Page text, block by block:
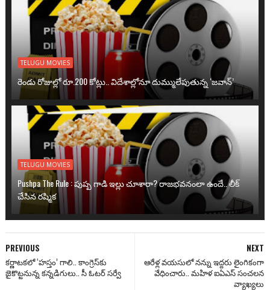
TELUGU MOVIES
రెండు రోజుల్లో రూ.200 కోట్లు.. విదేశాల్లోనూ దుమ్ములేపుతున్న ‘జవాన్’
TELUGU MOVIES
Pushpa The Rule : పుష్ప గాడి ఇల్లు చూశారా? రాజభవనంలా ఉందే.. లీక్
చేసిన రష్మిక
NEXT
ఆరేళ్ల వయసులో నన్ను ఇద్దరు లైంగికంగా
వేధించారు.. మహిళ ఐఏఎస్ సంచలన
వ్యాఖ్యలు
PREVIOUS
కర్ణాటకలో ‘హస్తం’ గాలి.. కాంగ్రెస్‌‌కు
జైకొట్టనున్న కన్నడిగులు.. సీ ఓటర్ సర్వే